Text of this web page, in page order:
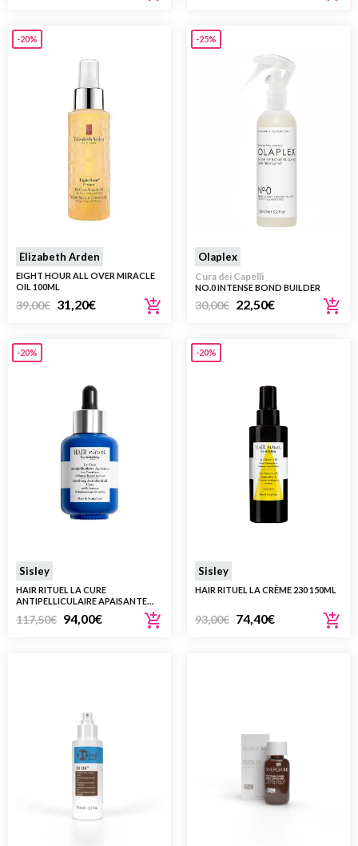
-20%
Elizabeth Arden
EIGHT HOUR ALL OVER MIRACLE
OIL 100ML
39,00€ 31,20€
-25%
Olaplex
Cura dei Capelli
NO.0 INTENSE BOND BUILDER
30,00€ 22,50€
-20%
Sisley
HAIR RITUEL LA CURE
ANTIPELLICULAIRE APAISANTE
117,50€ 94,00€
-20%
Sisley
HAIR RITUEL LA CRÈME 230 150ML
93,00€ 74,40€